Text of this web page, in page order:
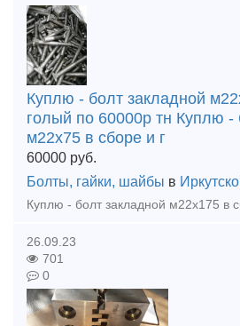
Куплю - болт закладной
голый по 60000р тн Куплю
м22х75 в сборе и г
60000 руб.
Болты, гайки, шайбы в
26.09.23
701
0